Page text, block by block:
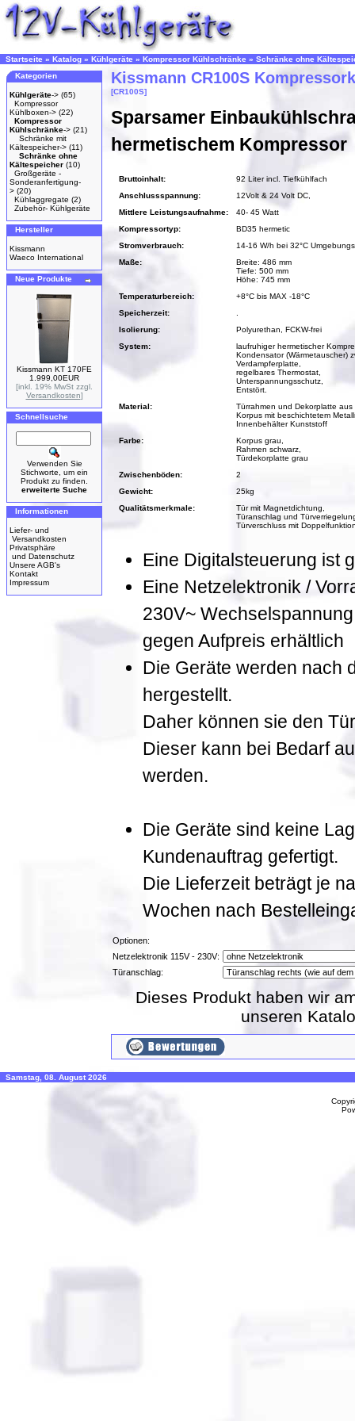
Startseite » Katalog » Kühlgeräte » Kompressor Kühlschränke » Schränke ohne
Kategorien
Kühlgeräte-> (65)
Kompressor
Kühlboxen-> (22)
Kompressor
Kühlschränke-> (21)
Schränke mit
Kältespeicher-> (11)
Schränke ohne
Kältespeicher (10)
Großgeräte -
Sonderanfertigung-
> (20)
Kühlaggregate (2)
Zubehör- Kühlgeräte
Hersteller
Kissmann
Waeco International
Neue Produkte
Kissmann KT 170FE
1.999,00EUR
[inkl. 19% MwSt zzgl.
Versandkosten]
Schnellsuche
Verwenden Sie
Stichworte, um ein
Produkt zu finden.
erweiterte Suche
Informationen
Liefer- und
Versandkosten
Privatsphäre
und Datenschutz
Unsere AGB's
Kontakt
Impressum
Kissmann CR100S
[CR100S]
Sparsamer
hermetischem Kompressor
Bruttoinhalt:
92 Liter incl. Tiefkühlfach
Anschlussspannung:
12Volt & 24 Volt DC,
Mittlere Leistungsaufnahme:
40- 45 Watt
Kompressortyp:
BD35 hermetic
Stromverbrauch:
14-16 W/h bei 32°C
Maße:
Breite: 486 mm
Tiefe: 500 mm
Höhe: 745 mm
Temperaturbereich:
+8°C bis MAX -18°C
Speicherzeit:
Isolierung:
Polyurethan, FCKW-frei
System:
laufruhiger hermetischer
Kondensator (Wärmetauscher)
Verdampferplatte,
regelbares Thermostat,
Unterspannungsschutz,
Entstört.
Material:
Türrahmen und Dekorplatte
Korpus mit beschichtetem
Innenbehälter Kunststoff
Farbe:
Korpus grau,
Rahmen schwarz,
Türdekorplatte grau
Zwischenböden:
2
Gewicht:
25kg
Qualitätsmerkmale:
Tür mit Magnetdichtung,
Türanschlag und
Türverschluss mit
Eine Digitalsteuerung ist
Eine Netzelektronik /
230V~
gegen Aufpreis erhältlich
Die Geräte werden nach
hergestellt.
Daher können sie den
Dieser kann bei Bedarf
werden.
Die Geräte sind keine
Kundenauftrag gefertigt.
Die Lieferzeit beträgt je
Wochen nach
Optionen:
Netzelektronik 115V - 230V:
Türanschlag:
Dieses Produkt haben wir
unseren
Samstag, 08. August 2026